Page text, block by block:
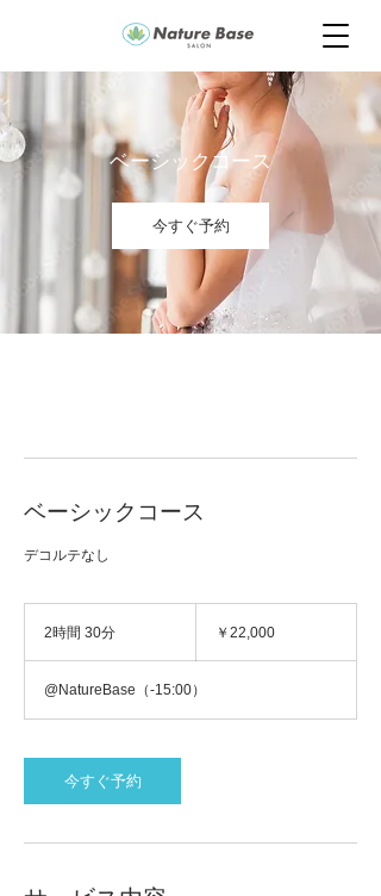
ベーシックコース
今すぐ予約
ベーシックコース
デコルテなし
2時間 30分
3
￥22,000
@NatureBase（-15:00）
今すぐ予約